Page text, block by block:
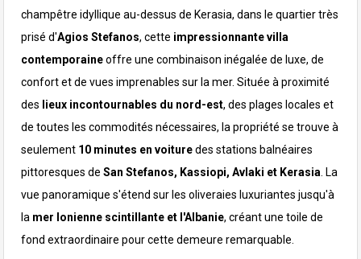
champêtre idyllique au-dessus de Kerasia, dans le quartier très
prisé d'Agios Stefanos, cette impressionnante villa
contemporaineoffre une combinaison inégalée de luxe, de
confort et de vues imprenables sur la mer. Située à proximité
des lieux incontournables du nord-est, des plages locales et
de toutes les commodités nécessaires, la propriété se trouve à
seulement 10 minutes en voituredes stations balnéaires
pittoresques de San Stefanos, Kassiopi, Avlaki et Kerasia. La
vue panoramique s'étend sur les oliveraies luxuriantes jusqu'à
la mer Ionienne scintillante et l'Albanie, créant une toile de
fond extraordinaire pour cette demeure remarquable.